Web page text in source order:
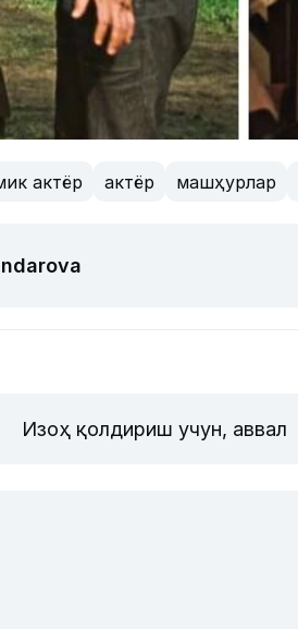
актёр актёр машҳурлар
Изоҳ қолдириш учун, аввал